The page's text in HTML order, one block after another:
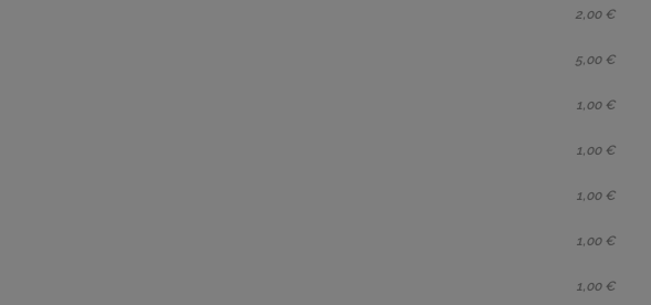
2,00 €
5,00 €
1,00 €
1,00 €
1,00 €
1,00 €
1,00 €